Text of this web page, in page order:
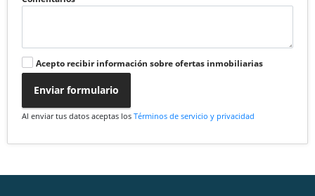
Acepto recibir información sobre ofertas inmobiliarias
Enviar formulario
Al enviar tus datos aceptas los Términos de servicio y privacidad